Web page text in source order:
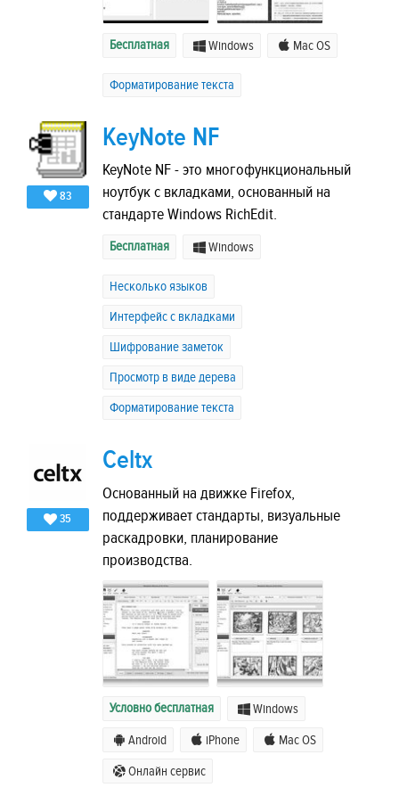
Бесплатная Windows Mac OS
Форматирование текста
83
KeyNote NF
KeyNote NF - это многофункциональный
ноутбук с вкладками, основанный на
стандарте Windows RichEdit.
Бесплатная Windows
Несколько языков
Интерфейс с вкладками
Шифрование заметок
Просмотр в виде дерева
Форматирование текста
35
Celtx
Основанный на движке Firefox,
поддерживает стандарты, визуальные
раскадровки, планирование
производства.
Условно бесплатная Windows
Android iPhone Mac OS
Онлайн сервис